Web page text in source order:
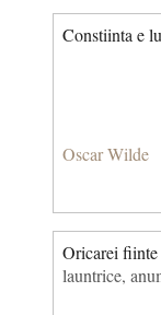
Constiinta e
Oscar Wilde
Oricarei fiinte
launtrice,